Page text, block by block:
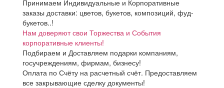
Принимаем Индивидуальные и Корпоративные
заказы доставки: цветов, букетов, композиций, фуд-
букетов..!
Нам доверяют свои Торжества и События
корпоративные клиенты!
Подбираем и Доставляем подарки компаниям,
госучреждениям, фирмам, бизнесу!
Оплата по Счёту на расчетный счёт. Предоставляем
все закрывающие сделку документы!